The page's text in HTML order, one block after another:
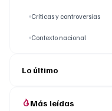
Críticas y controversias
Contexto nacional
Lo último
Más leídas